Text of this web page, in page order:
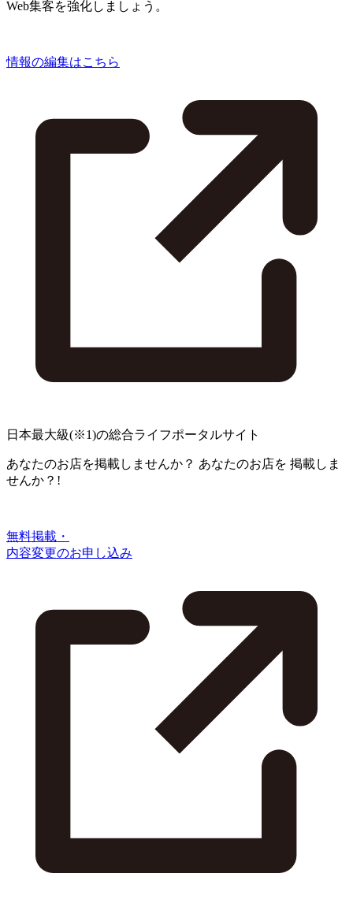
Web集客を強化しましょう。
情報の編集はこちら
日本最大級(※1)の総合ライフポータルサイト
あなたのお店を掲載しませんか？ あなたのお店を 掲載しま
せんか？!
無料掲載・
内容変更のお申し込み